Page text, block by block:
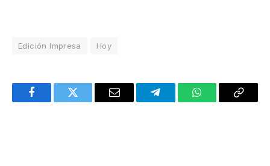
Edición Impresa Hoy
FacebookTwitter Email TelegramWhatsAppCopy